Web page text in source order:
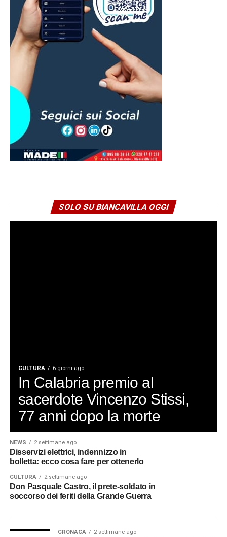
SOLO SU BIANCAVILLA OGGI
CULTURA 6 giorni ago
In Calabria premio al
sacerdote Vincenzo Stissi,
77 anni dopo la morte
NEWS 2 settimane ago
Disservizi elettrici, indennizzo in
bolletta: ecco cosa fare per ottenerlo
CULTURA 2 settimane ago
Don Pasquale Castro, il prete-soldato in
soccorso dei feriti della Grande Guerra
CRONACA 2 settimane ago